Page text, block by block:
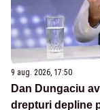
9 aug. 2026, 17:50
Dan Dungaciu
drepturi depline